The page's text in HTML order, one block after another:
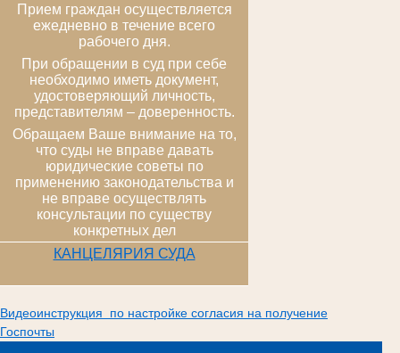
Прием граждан осуществляется
ежедневно в течение всего
рабочего дня.
При обращении в суд при себе
необходимо иметь документ,
удостоверяющий личность,
представителям – доверенность.
Обращаем Ваше внимание на то,
что суды не вправе давать
юридические советы по
применению законодательства и
не вправе осуществлять
консультации по существу
конкретных дел
КАНЦЕЛЯРИЯ СУДА
Видеоинструкция по настройке согласия на получение
Госпочты